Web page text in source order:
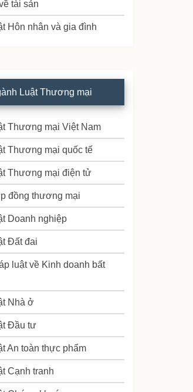
tài sản
Hôn nhân và gia đình
Luật Thương mại
Thương mại Việt Nam
Thương mại quốc tế
Thương mại điện tử
đồng thương mại
Doanh nghiệp
Đất đai
luật về Kinh doanh bất
Nhà ở
Đầu tư
An toàn thực phẩm
Cạnh tranh